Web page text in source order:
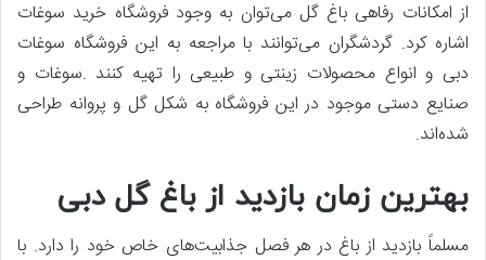
از امکانات رفاهی باغ گل می‌توان به وجود فروشگاه خرید سوغات
اشاره کرد. گردشگران می‌توانند با مراجعه به این فروشگاه سوغات
دبی و انواع محصولات زینتی و طبیعی را تهیه کنند .سوغات و
صنایع دستی موجود در این فروشگاه به شکل گل و پروانه طراحی
شده‌اند.
بهترین زمان بازدید از باغ گل دبی
مسلماً بازدید از باغ در هر فصل جذابیت‌های خاص خود را دارد. با